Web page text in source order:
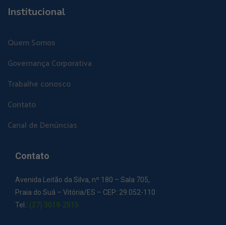
Institucional
Quem Somos
Governança Corporativa
Trabalhe conosco
Contato
Canal de Denúncias
Contato
Avenida Leitão da Silva, nº 180 – Sala 705,
Praia do Suá – Vitória/ES – CEP: 29.052-110
Tel.: (27) 3019-2515